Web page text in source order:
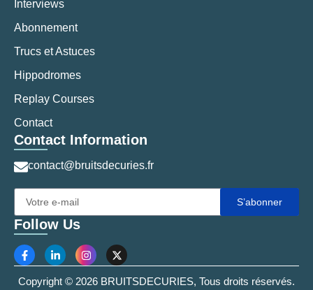
Interviews
Abonnement
Trucs et Astuces
Hippodromes
Replay Courses
Contact
Contact Information
contact@bruitsdecuries.fr
S’abonner
Follow Us
Copyright © 2026 BRUITSDECURIES, Tous droits réservés.